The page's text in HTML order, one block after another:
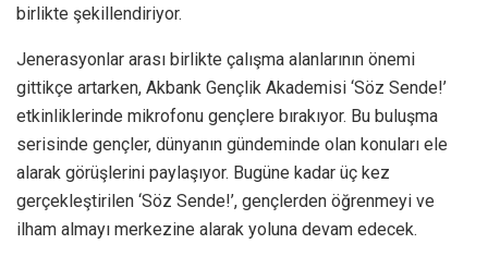
birlikte şekillendiriyor.
Jenerasyonlar arası birlikte çalışma alanlarının önemi
gittikçe artarken, Akbank Gençlik Akademisi ‘Söz Sende!’
etkinliklerinde mikrofonu gençlere bırakıyor. Bu buluşma
serisinde gençler, dünyanın gündeminde olan konuları ele
alarak görüşlerini paylaşıyor. Bugüne kadar üç kez
gerçekleştirilen ‘Söz Sende!’, gençlerden öğrenmeyi ve
ilham almayı merkezine alarak yoluna devam edecek.